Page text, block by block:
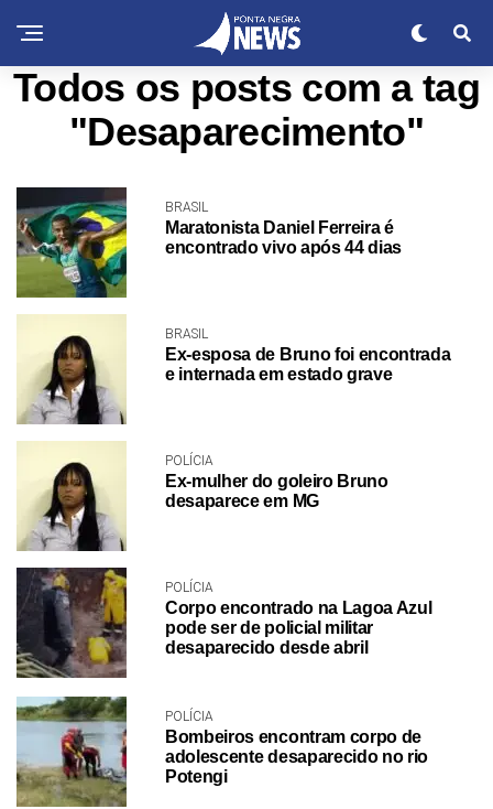
Todos os posts com a tag
"Desaparecimento"
BRASIL
Maratonista Daniel Ferreira é
encontrado vivo após 44 dias
BRASIL
Ex-esposa de Bruno foi encontrada
e internada em estado grave
POLÍCIA
Ex-mulher do goleiro Bruno
desaparece em MG
POLÍCIA
Corpo encontrado na Lagoa Azul
pode ser de policial militar
desaparecido desde abril
POLÍCIA
Bombeiros encontram corpo de
adolescente desaparecido no rio
Potengi